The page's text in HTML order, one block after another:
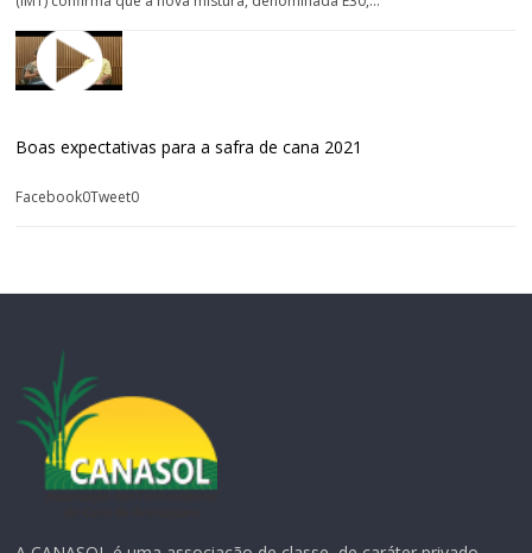
Boas expectativas para a safra de cana 2021
Facebook0Tweet0